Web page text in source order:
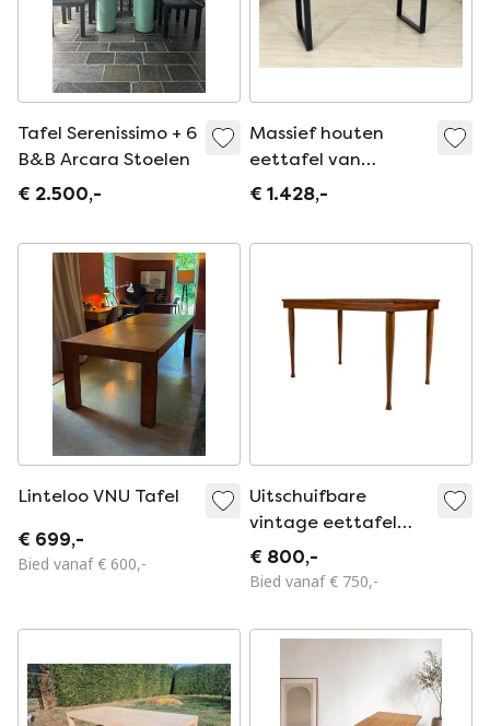
Tafel Serenissimo + 6
B&B Arcara Stoelen
€ 2.500,-
Massief houten
eettafel van
walnoothout / Tafel
Vergadertafel /
€ 1.428,-
Linteloo VNU Tafel
€ 699,-
Bied vanaf € 600,-
Uitschuifbare
vintage eettafel
ontworpen door M.
Grabiński, Polen,
€ 800,-
Bied vanaf € 750,-